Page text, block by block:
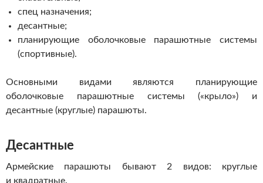
спец назначения;
десантные;
планирующие оболочковые парашютные системы
(спортивные).
Основными видами являются планирующие
оболочковые парашютные системы («крыло») и
десантные (круглые) парашюты.
Десантные
Армейские парашюты бывают 2 видов: круглые
и квадратные.